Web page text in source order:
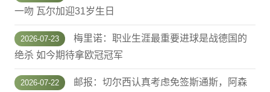
一吻 瓦尔加迎31岁生日
2026-07-23
梅里诺：职业生涯最重要进球是战德国的
绝杀 如今期待拿欧冠冠军
2026-07-22
邮报：切尔西认真考虑免签斯通斯，阿森